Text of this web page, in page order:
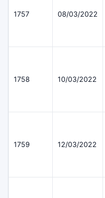
1757 08/03/2022
1758 10/03/2022
1759 12/03/2022